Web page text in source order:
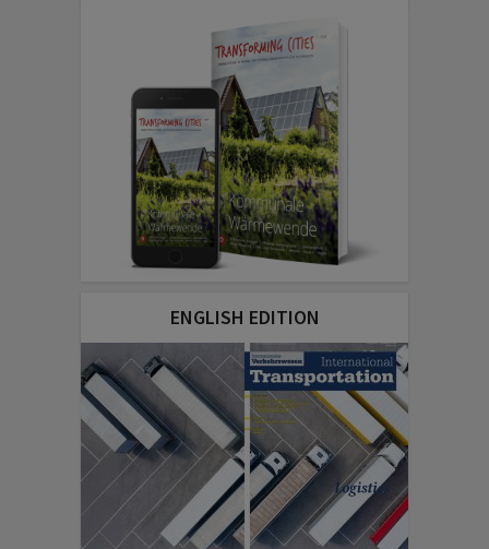
ENGLISH EDITION